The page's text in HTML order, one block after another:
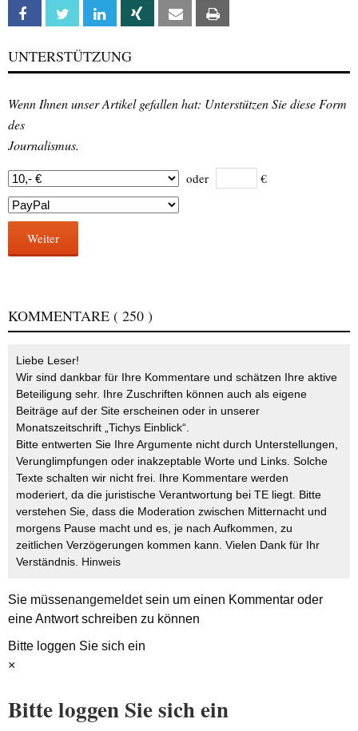
Facebook Twitter Linkedin Xing Email
UNTERSTÜTZUNG
Wenn Ihnen unser Artikel gefallen hat: Unterstützen Sie diese Form
des
Journalismus.
oder €
Weiter
KOMMENTARE ( 250 )
Liebe Leser!
Wir sind dankbar für Ihre Kommentare und schätzen Ihre aktive
Beteiligung sehr. Ihre Zuschriften können auch als eigene
Beiträge auf der Site erscheinen oder in unserer
Monatszeitschrift „Tichys Einblick“.
Bitte entwerten Sie Ihre Argumente nicht durch Unterstellungen,
Verunglimpfungen oder inakzeptable Worte und Links. Solche
Texte schalten wir nicht frei. Ihre Kommentare werden
moderiert, da die juristische Verantwortung bei TE liegt. Bitte
verstehen Sie, dass die Moderation zwischen Mitternacht und
morgens Pause macht und es, je nach Aufkommen, zu
zeitlichen Verzögerungen kommen kann. Vielen Dank für Ihr
Verständnis. Hinweis
Sie müssenangemeldetsein um einen Kommentar oder
eine Antwort schreiben zu können
Bitte loggen Sie sich ein
×
Bitte loggen Sie sich ein